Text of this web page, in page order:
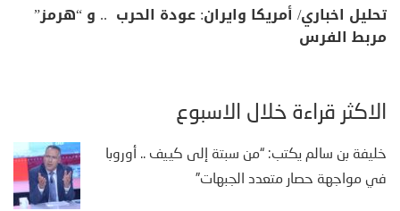
تحليل اخباري/ أمريكا وايران: عودة الحرب .. و “هرمز”
مربط الفرس
الأكثر قراءة خلال الأسبوع
خليفة بن سالم يكتب: “من سبتة إلى كييف .. أوروبا
في مواجهة حصار متعدد الجبهات”